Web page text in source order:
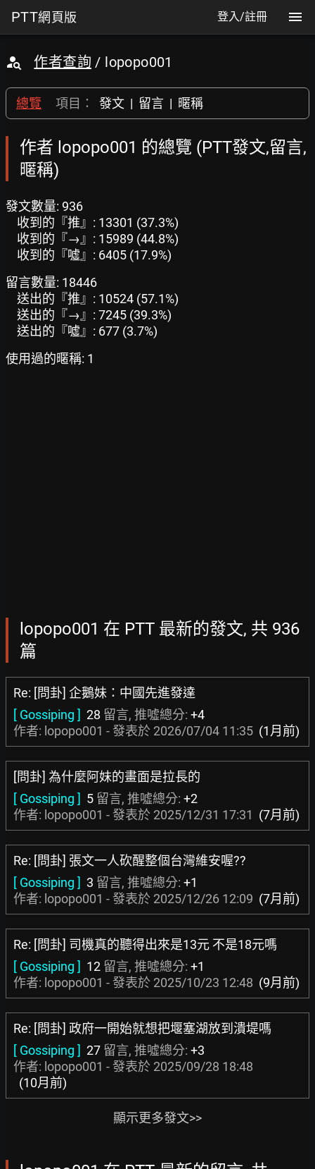
PTT網頁版 登入/註冊
作者查詢 / lopopo001
總覽 項目： 發文 | 留言 | 暱稱
作者 lopopo001 的總覽 (PTT發文,留言,
暱稱)
發文數量: 936
收到的『推』: 13301 (37.3%)
收到的『→』: 15989 (44.8%)
收到的『噓』: 6405 (17.9%)
留言數量: 18446
送出的『推』: 10524 (57.1%)
送出的『→』: 7245 (39.3%)
送出的『噓』: 677 (3.7%)
使用過的暱稱: 1
lopopo001 在 PTT 最新的發文, 共 936
篇
Re: [問卦] 企鵝妹：中國先進發達
[ Gossiping ] 28 留言, 推噓總分: +4
作者: lopopo001 - 發表於 2026/07/04 11:35 (1月前)
[問卦] 為什麼阿妹的畫面是拉長的
[ Gossiping ] 5 留言, 推噓總分: +2
作者: lopopo001 - 發表於 2025/12/31 17:31 (7月前)
Re: [問卦] 張文一人砍醒整個台灣維安喔??
[ Gossiping ] 3 留言, 推噓總分: +1
作者: lopopo001 - 發表於 2025/12/26 12:09 (7月前)
Re: [問卦] 司機真的聽得出來是13元 不是18元嗎
[ Gossiping ] 12 留言, 推噓總分: +1
作者: lopopo001 - 發表於 2025/10/23 12:48 (9月前)
Re: [問卦] 政府一開始就想把堰塞湖放到潰堤嗎
[ Gossiping ] 27 留言, 推噓總分: +3
作者: lopopo001 - 發表於 2025/09/28 18:48
(10月前)
顯示更多發文>>